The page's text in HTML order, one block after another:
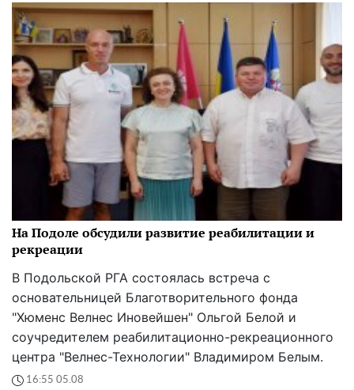
На Подоле обсудили развитие реабилитации и
рекреации
В Подольской РГА состоялась встреча с
основательницей Благотворительного фонда
"Хюменс Велнес Иновейшен" Ольгой Белой и
соучредителем реабилитационно-рекреационного
центра "Велнес-Технологии" Владимиром Белым.
16:55 05.08